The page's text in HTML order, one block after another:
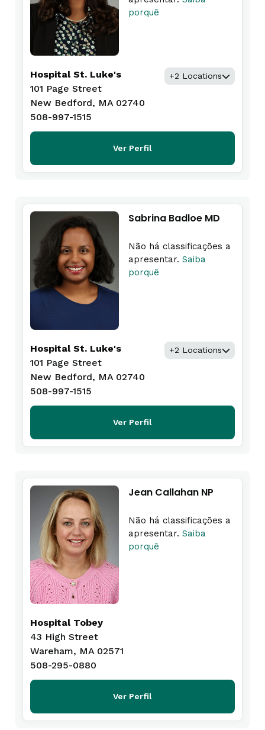
porquê
Hospital St. Luke's
101 Page Street
New Bedford, MA 02740
508-997-1515
+2 Locations
Ver Perfil
Sabrina Badloe MD
Não há classificações a
apresentar. Saiba
porquê
Hospital St. Luke's
101 Page Street
New Bedford, MA 02740
508-997-1515
+2 Locations
Ver Perfil
Jean Callahan NP
Não há classificações a
apresentar. Saiba
porquê
Hospital Tobey
43 High Street
Wareham, MA 02571
508-295-0880
Ver Perfil